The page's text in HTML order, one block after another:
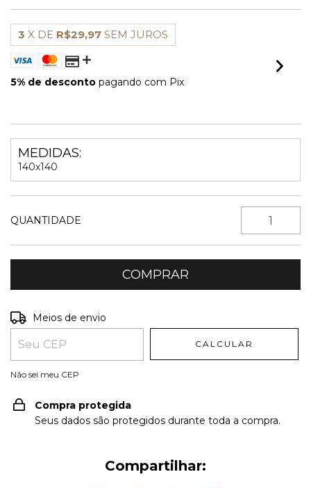
3 X DE R$29,97 SEM JUROS
5% de desconto pagando com Pix
MEDIDAS:
140x140
QUANTIDADE
Entregas para o CEP:
Meios de envio
CALCULAR
Não sei meu CEP
Compra protegida
Seus dados são protegidos durante toda a compra.
Compartilhar: